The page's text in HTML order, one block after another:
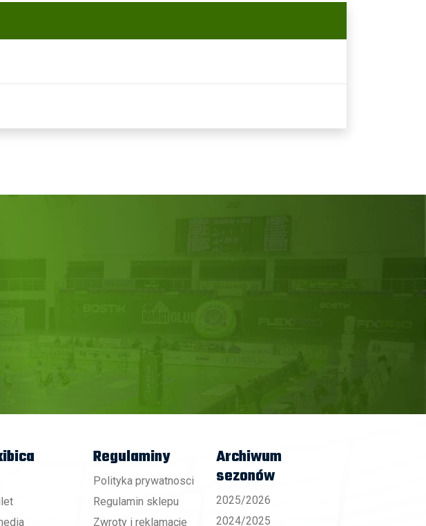
Regulaminy
Polityka prywatnosci
Regulamin sklepu
Zwroty i reklamacje
Archiwum
sezonów
2025/2026
2024/2025